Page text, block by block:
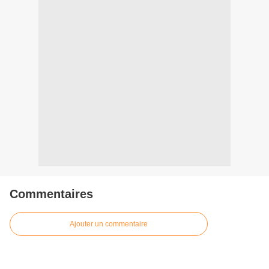
Commentaires
Ajouter un commentaire